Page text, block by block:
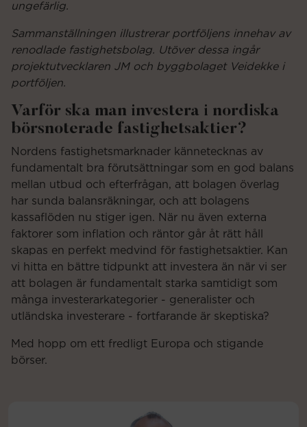
ungefärlig.
Sammanställningen illustrerar portföljens innehav av
renodlade fastighetsbolag. Utöver dessa ingår
projektutvecklaren JM och byggbolaget Veidekke i
portföljen.
Varför ska man investera i nordiska
börsnoterade fastighetsaktier?
Nordens fastighetsmarknader kännetecknas av
fundamentalt bra förutsättningar som en god balans
mellan utbud och efterfrågan, att bolagen överlag
har sunda balansräkningar, och att bolagens
kassaflöden nu stiger igen. När nu även externa
faktorer som inflation och räntor går åt rätt håll
skapas en perfekt medvind för fastighetsaktier. Kan
vi hitta en bättre tidpunkt att investera än när vi ser
att bolagen är fundamentalt starka samtidigt som
många investerarkategorier - generalister och
utländska investerare - fortfarande är skeptiska?
Med hopp om ett fredligt Europa och stigande
börser.